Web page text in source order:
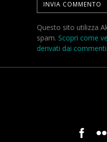
Questo sito utilizza
spam. Scopri come
derivati dai commenti